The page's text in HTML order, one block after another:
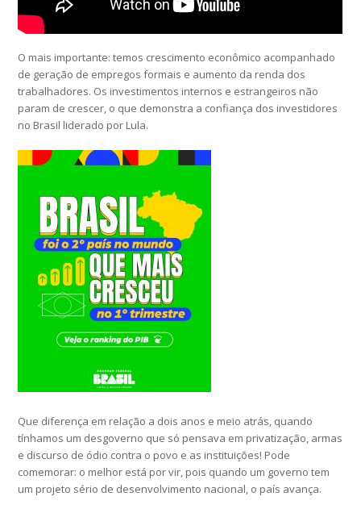
O mais importante: temos crescimento econômico acompanhado
de geração de empregos formais e aumento da renda dos
trabalhadores. Os investimentos internos e estrangeiros não
param de crescer, o que demonstra a confiança dos investidores
no Brasil liderado por Lula.
Que diferença em relação a dois anos e meio atrás, quando
tínhamos um desgoverno que só pensava em privatização, armas
e discurso de ódio contra o povo e as instituições! Pode
comemorar: o melhor está por vir, pois quando um governo tem
um projeto sério de desenvolvimento nacional, o país avança.